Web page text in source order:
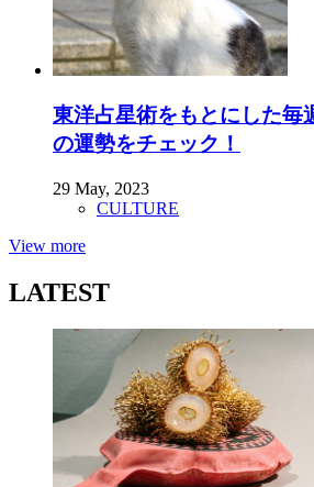
東洋占星術をもとにした毎
の運勢をチェック！
29 May, 2023
CULTURE
View more
LATEST